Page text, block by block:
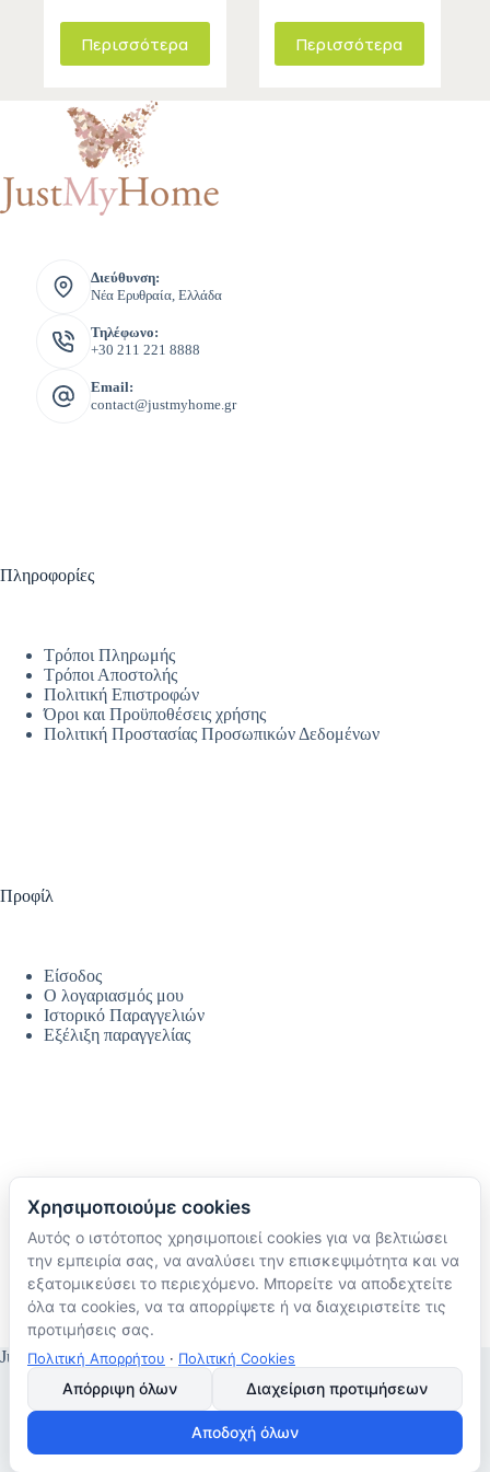
Περισσότερα Περισσότερα
Διεύθυνση:
Νέα Ερυθραία, Ελλάδα
Τηλέφωνο:
+30 211 221 8888
Email:
contact@justmyhome.gr
Πληροφορίες
Τρόποι Πληρωμής
Τρόποι Αποστολής
Πολιτική Επιστροφών
Όροι και Προϋποθέσεις χρήσης
Πολιτική Προστασίας Προσωπικών Δεδομένων
Προφίλ
Είσοδος
Ο λογαριασμός μου
Ιστορικό Παραγγελιών
Εξέλιξη παραγγελίας
Ακολουθήστε μας
TikTok
Instagram
Facebook
JustMyHome © Copyright 2026
Χρησιμοποιούμε cookies
Αυτός ο ιστότοπος χρησιμοποιεί cookies για να βελτιώσει
την εμπειρία σας, να αναλύσει την επισκεψιμότητα και να
εξατομικεύσει το περιεχόμενο. Μπορείτε να αποδεχτείτε
όλα τα cookies, να τα απορρίψετε ή να διαχειριστείτε τις
προτιμήσεις σας.
Πολιτική Απορρήτου · Πολιτική Cookies
Απόρριψη όλων Διαχείριση προτιμήσεων
Αποδοχή όλων